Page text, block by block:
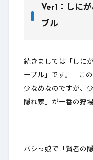
Ver1：しに
ブル
続きましては「しに
ーブル」です。 この
少なめなのですが、
隠れ家」が一番の狩
バシっ娘で「賢者の